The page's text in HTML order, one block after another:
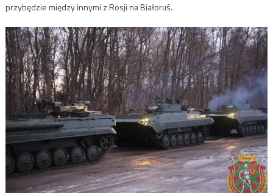
przybędzie między innymi z Rosji na Białoruś.